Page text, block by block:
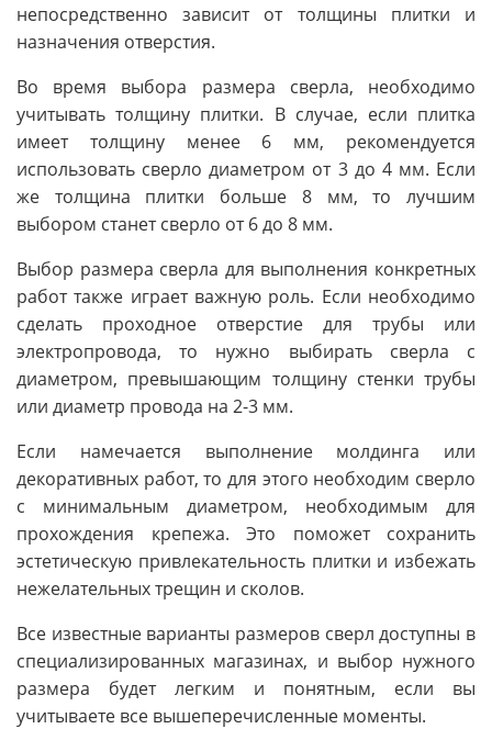
непосредственно зависит от толщины плитки и
назначения отверстия.
Во время выбора размера сверла, необходимо
учитывать толщину плитки. В случае, если плитка
имеет толщину менее 6 мм, рекомендуется
использовать сверло диаметром от 3 до 4 мм. Если
же толщина плитки больше 8 мм, то лучшим
выбором станет сверло от 6 до 8 мм.
Выбор размера сверла для выполнения конкретных
работ также играет важную роль. Если необходимо
сделать проходное отверстие для трубы или
электропровода, то нужно выбирать сверла с
диаметром, превышающим толщину стенки трубы
или диаметр провода на 2-3 мм.
Если намечается выполнение молдинга или
декоративных работ, то для этого необходим сверло
с минимальным диаметром, необходимым для
прохождения крепежа. Это поможет сохранить
эстетическую привлекательность плитки и избежать
нежелательных трещин и сколов.
Все известные варианты размеров сверл доступны в
специализированных магазинах, и выбор нужного
размера будет легким и понятным, если вы
учитываете все вышеперечисленные моменты.